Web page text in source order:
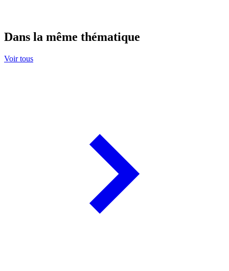
Dans la même thématique
Voir tous